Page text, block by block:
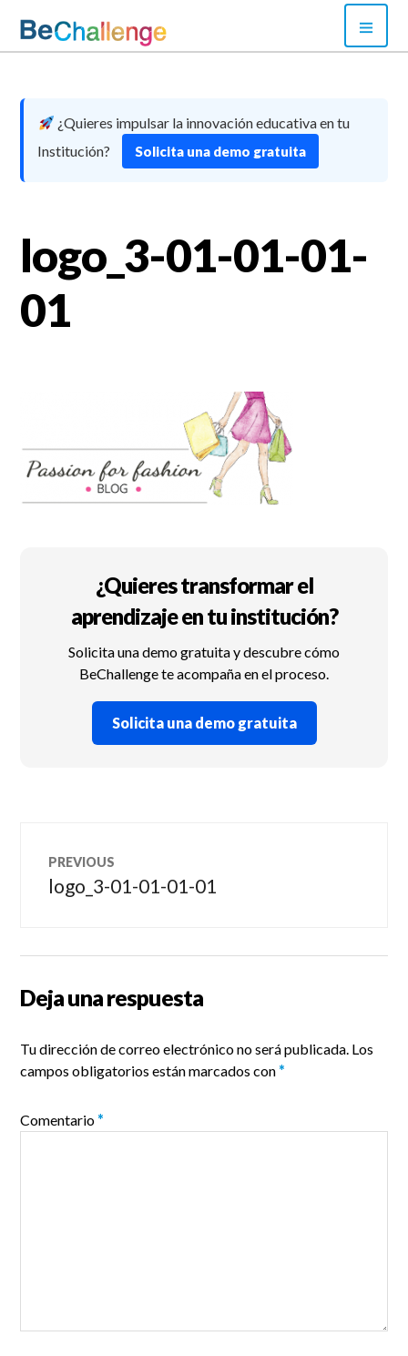
content
¿Quieres impulsar la innovación educativa en tu
Institución?
Solicita una demo gratuita
logo_3-01-01-01-
01
¿Quieres transformar el
aprendizaje en tu institución?
Solicita una demo gratuita y descubre cómo
BeChallenge te acompaña en el proceso.
Solicita una demo gratuita
PREVIOUS
Previous
logo_3-01-01-01-01
Deja una respuesta
Tu dirección de correo electrónico no será publicada. Los
campos obligatorios están marcados con*
Comentario*